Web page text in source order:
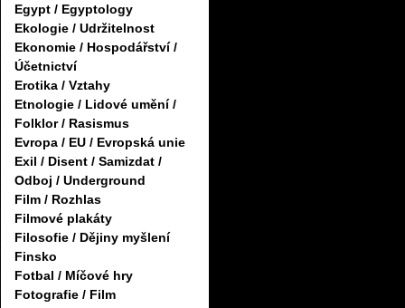
Egypt / Egyptology
Ekologie / Udržitelnost
Ekonomie / Hospodářství /
Účetnictví
Erotika / Vztahy
Etnologie / Lidové umění /
Folklor / Rasismus
Evropa / EU / Evropská unie
Exil / Disent / Samizdat /
Odboj / Underground
Film / Rozhlas
Filmové plakáty
Filosofie / Dějiny myšlení
Finsko
Fotbal / Míčové hry
Fotografie / Film